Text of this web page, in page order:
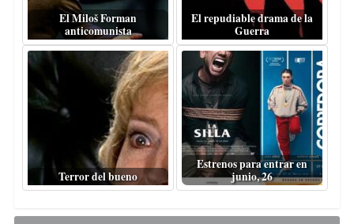
El Miloš Forman
anticomunista
El repudiable drama de la
Guerra
Terror del bueno
Estrenos para entrar en
junio, 26